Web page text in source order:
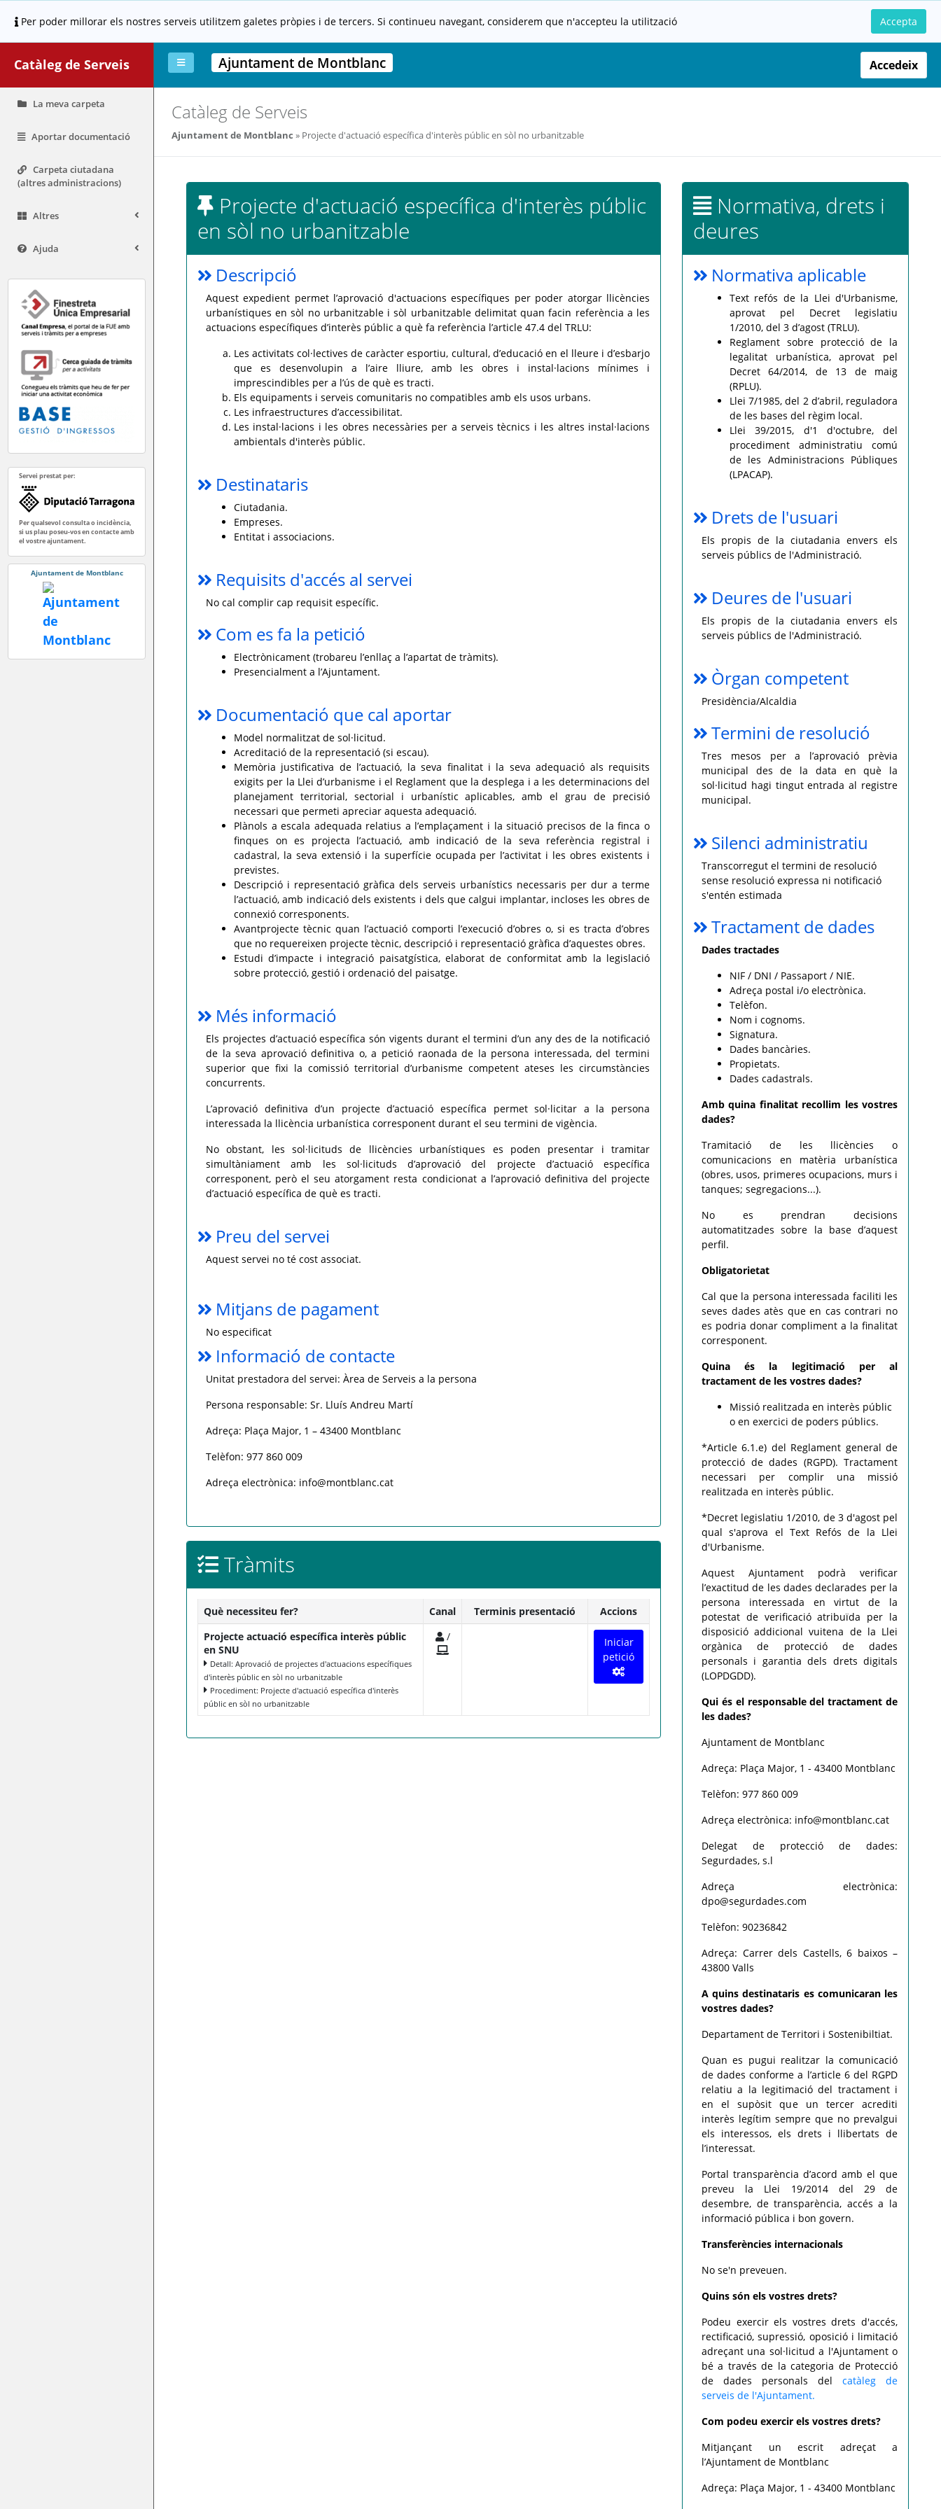
Per poder millorar els nostres serveis utilitzem galetes pròpies i de tercers. Si continueu navegant, considerem que n'accepteu la utilització Accepta
Catàleg de Serveis
La meva carpeta
Aportar documentació
Carpeta ciutadana
(altres administracions)
Altres
Ajuda
Servei prestat per:
Per qualsevol consulta o incidència,
si us plau poseu-vos en contacte amb
el vostre ajuntament.
Ajuntament de Montblanc
Ajuntament de Montblanc Accedeix
Catàleg de Serveis
Ajuntament de Montblanc Projecte d'actuació específica d'interès públic en sòl no urbanitzable
Projecte d'actuació específica d'interès públic
en sòl no urbanitzable
Descripció
Aquest expedient permet l’aprovació d'actuacions específiques per poder atorgar llicències
urbanístiques en sòl no urbanitzable i sòl urbanitzable delimitat quan facin referència a les
actuacions específiques d’interès públic a què fa referència l’article 47.4 del TRLU:
Les activitats col·lectives de caràcter esportiu, cultural, d’educació en el lleure i d’esbarjo
que es desenvolupin a l’aire lliure, amb les obres i instal·lacions mínimes i
imprescindibles per a l’ús de què es tracti.
Els equipaments i serveis comunitaris no compatibles amb els usos urbans.
Les infraestructures d’accessibilitat.
Les instal·lacions i les obres necessàries per a serveis tècnics i les altres instal·lacions
ambientals d'interès públic.
Destinataris
Ciutadania.
Empreses.
Entitat i associacions.
Requisits d'accés al servei
No cal complir cap requisit específic.
Com es fa la petició
Electrònicament (trobareu l’enllaç a l’apartat de tràmits).
Presencialment a l’Ajuntament.
Documentació que cal aportar
Model normalitzat de sol·licitud.
Acreditació de la representació (si escau).
Memòria justificativa de l’actuació, la seva finalitat i la seva adequació als requisits
exigits per la Llei d’urbanisme i el Reglament que la desplega i a les determinacions del
planejament territorial, sectorial i urbanístic aplicables, amb el grau de precisió
necessari que permeti apreciar aquesta adequació.
Plànols a escala adequada relatius a l’emplaçament i la situació precisos de la finca o
finques on es projecta l’actuació, amb indicació de la seva referència registral i
cadastral, la seva extensió i la superfície ocupada per l’activitat i les obres existents i
previstes.
Descripció i representació gràfica dels serveis urbanístics necessaris per dur a terme
l’actuació, amb indicació dels existents i dels que calgui implantar, incloses les obres de
connexió corresponents.
Avantprojecte tècnic quan l’actuació comporti l’execució d’obres o, si es tracta d’obres
que no requereixen projecte tècnic, descripció i representació gràfica d’aquestes obres.
Estudi d’impacte i integració paisatgística, elaborat de conformitat amb la legislació
sobre protecció, gestió i ordenació del paisatge.
Més informació
Els projectes d’actuació específica són vigents durant el termini d’un any des de la notificació
de la seva aprovació definitiva o, a petició raonada de la persona interessada, del termini
superior que fixi la comissió territorial d’urbanisme competent ateses les circumstàncies
concurrents.
L’aprovació definitiva d’un projecte d’actuació específica permet sol·licitar a la persona
interessada la llicència urbanística corresponent durant el seu termini de vigència.
No obstant, les sol·licituds de llicències urbanístiques es poden presentar i tramitar
simultàniament amb les sol·licituds d’aprovació del projecte d’actuació específica
corresponent, però el seu atorgament resta condicionat a l’aprovació definitiva del projecte
d’actuació específica de què es tracti.
Preu del servei
Aquest servei no té cost associat.
Mitjans de pagament
No especificat
Informació de contacte
Unitat prestadora del servei: Àrea de Serveis a la persona
Persona responsable: Sr. Lluís Andreu Martí
Adreça: Plaça Major, 1 – 43400 Montblanc
Telèfon: 977 860 009
Adreça electrònica: info@montblanc.cat
Tràmits
Què necessiteu fer? Canal Terminis presentació
Accions
Projecte actuació específica interès públic
en SNU
Detall: Aprovació de projectes d'actuacions específiques
d'interès públic en sòl no urbanitzable
Procediment: Projecte d'actuació específica d'interès
públic en sòl no urbanitzable
/
Iniciar
petició
Normativa, drets i
deures
Normativa aplicable
Text refós de la Llei d'Urbanisme,
aprovat pel Decret legislatiu
1/2010, del 3 d’agost (TRLU).
Reglament sobre protecció de la
legalitat urbanística, aprovat pel
Decret 64/2014, de 13 de maig
(RPLU).
Llei 7/1985, del 2 d’abril, reguladora
de les bases del règim local.
Llei 39/2015, d'1 d'octubre, del
procediment administratiu comú
de les Administracions Públiques
(LPACAP).
Drets de l'usuari
Els propis de la ciutadania envers els
serveis públics de l'Administració.
Deures de l'usuari
Els propis de la ciutadania envers els
serveis públics de l'Administració.
Òrgan competent
Presidència/Alcaldia
Termini de resolució
Tres mesos per a l’aprovació prèvia
municipal des de la data en què la
sol·licitud hagi tingut entrada al registre
municipal.
Silenci administratiu
Transcorregut el termini de resolució
sense resolució expressa ni notificació
s'entén estimada
Tractament de dades
Dades tractades
NIF / DNI / Passaport / NIE.
Adreça postal i/o electrònica.
Telèfon.
Nom i cognoms.
Signatura.
Dades bancàries.
Propietats.
Dades cadastrals.
Amb quina finalitat recollim les vostres
dades?
Tramitació de les llicències o
comunicacions en matèria urbanística
(obres, usos, primeres ocupacions, murs i
tanques; segregacions...).
No es prendran decisions
automatitzades sobre la base d’aquest
perfil.
Obligatorietat
Cal que la persona interessada faciliti les
seves dades atès que en cas contrari no
es podria donar compliment a la finalitat
corresponent.
Quina és la legitimació per al
tractament de les vostres dades?
Missió realitzada en interès públic
o en exercici de poders públics.
*Article 6.1.e) del Reglament general de
protecció de dades (RGPD). Tractament
necessari per complir una missió
realitzada en interès públic.
*Decret legislatiu 1/2010, de 3 d'agost pel
qual s'aprova el Text Refós de la Llei
d'Urbanisme.
Aquest Ajuntament podrà verificar
l’exactitud de les dades declarades per la
persona interessada en virtut de la
potestat de verificació atribuïda per la
disposició addicional vuitena de la Llei
orgànica de protecció de dades
personals i garantia dels drets digitals
(LOPDGDD).
Qui és el responsable del tractament de
les dades?
Ajuntament de Montblanc
Adreça: Plaça Major, 1 - 43400 Montblanc
Telèfon: 977 860 009
Adreça electrònica: info@montblanc.cat
Delegat de protecció de dades:
Segurdades, s.l
Adreça electrònica:
dpo@segurdades.com
Telèfon: 90236842
Adreça: Carrer dels Castells, 6 baixos –
43800 Valls
A quins destinataris es comunicaran les
vostres dades?
Departament de Territori i Sostenibiltiat.
Quan es pugui realitzar la comunicació
de dades conforme a l’article 6 del RGPD
relatiu a la legitimació del tractament i
en el supòsit que un tercer acrediti
interès legítim sempre que no prevalgui
els interessos, els drets i llibertats de
l’interessat.
Portal transparència d’acord amb el que
preveu la Llei 19/2014 del 29 de
desembre, de transparència, accés a la
informació pública i bon govern.
Transferències internacionals
No se'n preveuen.
Quins són els vostres drets?
Podeu exercir els vostres drets d'accés,
rectificació, supressió, oposició i limitació
adreçant una sol·licitud a l'Ajuntament o
bé a través de la categoria de Protecció
de dades personals del catàleg de
serveis de l'Ajuntament.
Com podeu exercir els vostres drets?
Mitjançant un escrit adreçat a
l’Ajuntament de Montblanc
Adreça: Plaça Major, 1 - 43400 Montblanc